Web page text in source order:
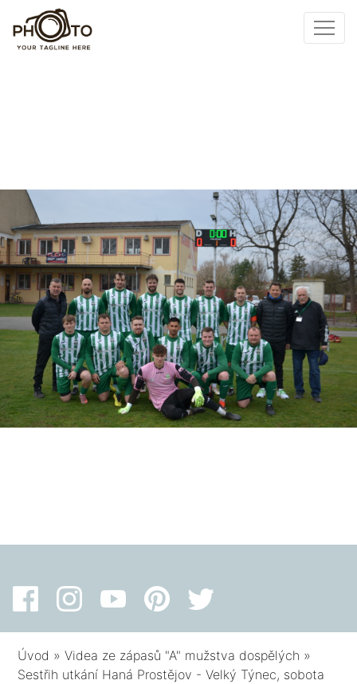
Úvod »Videa ze zápasů "A" mužstva dospělých »
Sestřih utkání Haná Prostějov - Velký Týnec, sobota